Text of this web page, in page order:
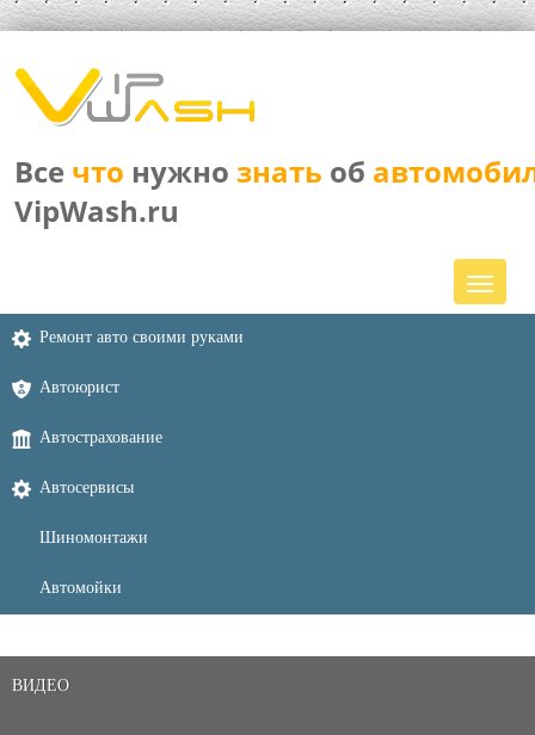
Все что нужно знать об
VipWash.ru
Ремонт авто своими руками
Автоюрист
Автострахование
Автосервисы
Шиномонтажи
Автомойки
ВИДЕО